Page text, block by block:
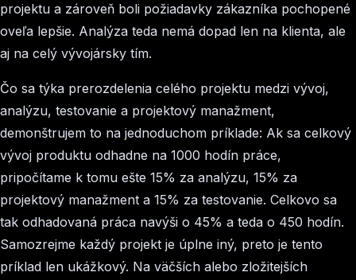
projektu a zároveň boli požiadavky zákazníka pochopené
oveľa lepšie. Analýza teda nemá dopad len na klienta, ale
aj na celý vývojársky tím.
Čo sa týka prerozdelenia celého projektu medzi vývoj,
analýzu, testovanie a projektový manažment,
demonštrujem to na jednoduchom príklade: Ak sa celkový
vývoj produktu odhadne na 1000 hodín práce,
pripočítame k tomu ešte 15% za analýzu, 15% za
projektový manažment a 15% za testovanie. Celkovo sa
tak odhadovaná práca navýši o 45% a teda o 450 hodín.
Samozrejme každý projekt je úplne iný, preto je tento
príklad len ukážkový. Na väčších alebo zložitejších